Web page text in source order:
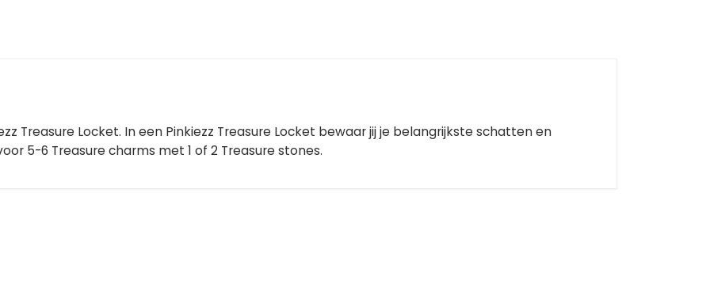
Treasure Locket. In een Pinkiezz Treasure Locket bewaar jij je belangrijkste schatten en
5-6 Treasure charms met 1 of 2 Treasure stones.